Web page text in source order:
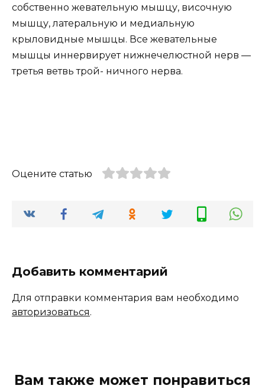
собственно жевательную мышцу, височную
мышцу, латеральную и медиальную
крыловидные мышцы. Все жевательные
мышцы иннервирует нижнечелюстной нерв —
третья ветвь трой- ничного нерва.
Оцените статью
Добавить комментарий
Для отправки комментария вам необходимо
авторизоваться.
Вам также может понравиться